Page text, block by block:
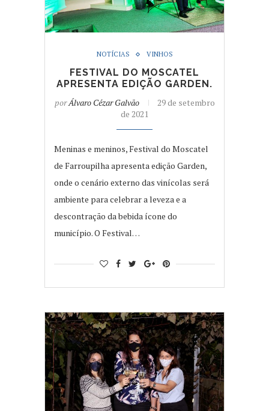
NOTÍCIAS VINHOS
FESTIVAL DO MOSCATEL
APRESENTA EDIÇÃO GARDEN.
porÁlvaro Cézar Galvão
29 de setembro
de 2021
Meninas e meninos, Festival do Moscatel
de Farroupilha apresenta edição Garden,
onde o cenário externo das vinícolas será
ambiente para celebrar a leveza e a
descontração da bebida ícone do
município. O Festival…